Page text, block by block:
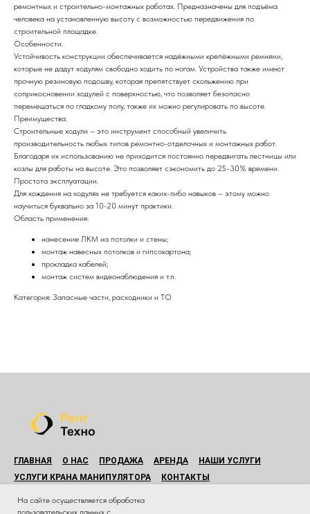
ремонтных и строительно-монтажных работах. Предназначены для подъёма
человека на установленную высоту с возможностью передвижения по
строительной площадке.
Особенности.
Устойчивость конструкции обеспечивается надёжными крепёжными ремнями,
которые не дадут ходулям свободно ходить по ногам. Устройства также имеют
прочную резиновую подошву, которая препятствует скольжению при
соприкосновении ходулей с поверхностью, что позволяет безопасно
перемещаться по гладкому полу, также их можно регулировать по высоте.
Преимущества.
Строительные ходули – это инструмент способный увеличить
производительность любых типов ремонтно-отделочных и монтажных работ.
Благодаря их использованию не приходится постоянно передвигать лестницы или
козлы для работы на высоте. Это позволяет сэкономить до 25-30% времени.
Простота эксплуатации.
Для хождения на ходулях не требуется каких-либо навыков – этому можно
научиться буквально за 10-20 минут практики.
Область применения:
нанесение ЛКМ на потолки и стены;
монтаж навесных потолков и гипсокартона;
прокладка кабелей;
монтаж систем видеонаблюдения и т.п.
Категория: Запасные части, расходники и ТО
ГЛАВНАЯ О НАС ПРОДАЖА АРЕНДА
НАШИ УСЛУГИ
УСЛУГИ КРАНА МАНИПУЛЯТОРА
КОНТАКТЫ
© Все права защищены.
Копирование материалов данного сайта без разрешения
На сайте осуществляется обработка
пользовательских данных с